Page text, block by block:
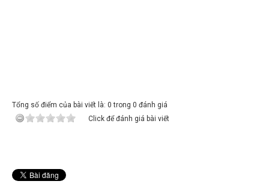
Tổng số điểm của bài viết là: 0 trong 0 đánh giá
Click để đánh giá bài viết